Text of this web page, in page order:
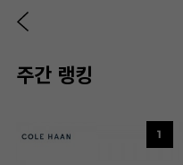
주간 랭킹
1